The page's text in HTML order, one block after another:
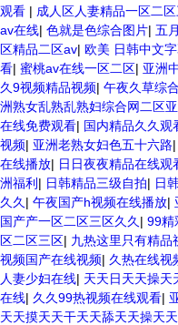
观看 | 成人区人妻精品一区二
av在线| 色就是色综合图片| 五
区精品二区av| 欧美 日韩中文
看| 蜜桃av在线一区二区| 亚洲
久9视频精品视频| 午夜久草综
洲熟女乱熟乱熟妇综合网二区
在线免费观看| 国内精品久久观
视频| 亚洲老熟女妇色五十六路|
在线播放| 日日夜夜精品在线观
洲福利 | 日韩精品三级自拍| 日
久久 | 午夜国产h视频在线播放|
国产产一区二区三区久久 | 99精
区二区三区| 九热这里只有精品
视频国产在线视频| 久热在线视
人妻少妇在线| 天天日天天操天
在线| 久久99热视频在线观看|
天天摸天天干天天舔天天操天天